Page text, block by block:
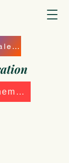
retour calendrier
Liste événements